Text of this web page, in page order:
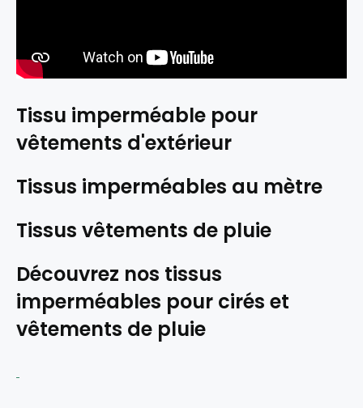
Tissu imperméable pour
vêtements d'extérieur
Tissus imperméables au mètre
Tissus vêtements de pluie
Découvrez nos tissus
imperméables pour cirés et
vêtements de pluie